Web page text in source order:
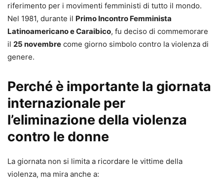
riferimento per i movimenti femministi di tutto il mondo.
Nel 1981, durante il Primo Incontro Femminista
Latinoamericano e Caraibico, fu deciso di commemorare
il 25 novembre come giorno simbolo contro la violenza di
genere.
Perché è importante la giornata
internazionale per
l’eliminazione della violenza
contro le donne
La giornata non si limita a ricordare le vittime della
violenza, ma mira anche a: